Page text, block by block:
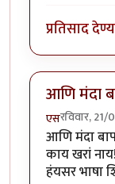
प्रतिसाद
आणि मंदा
एसरविवार,
आणि मंदा
काय खरां
हंयसर भाषा